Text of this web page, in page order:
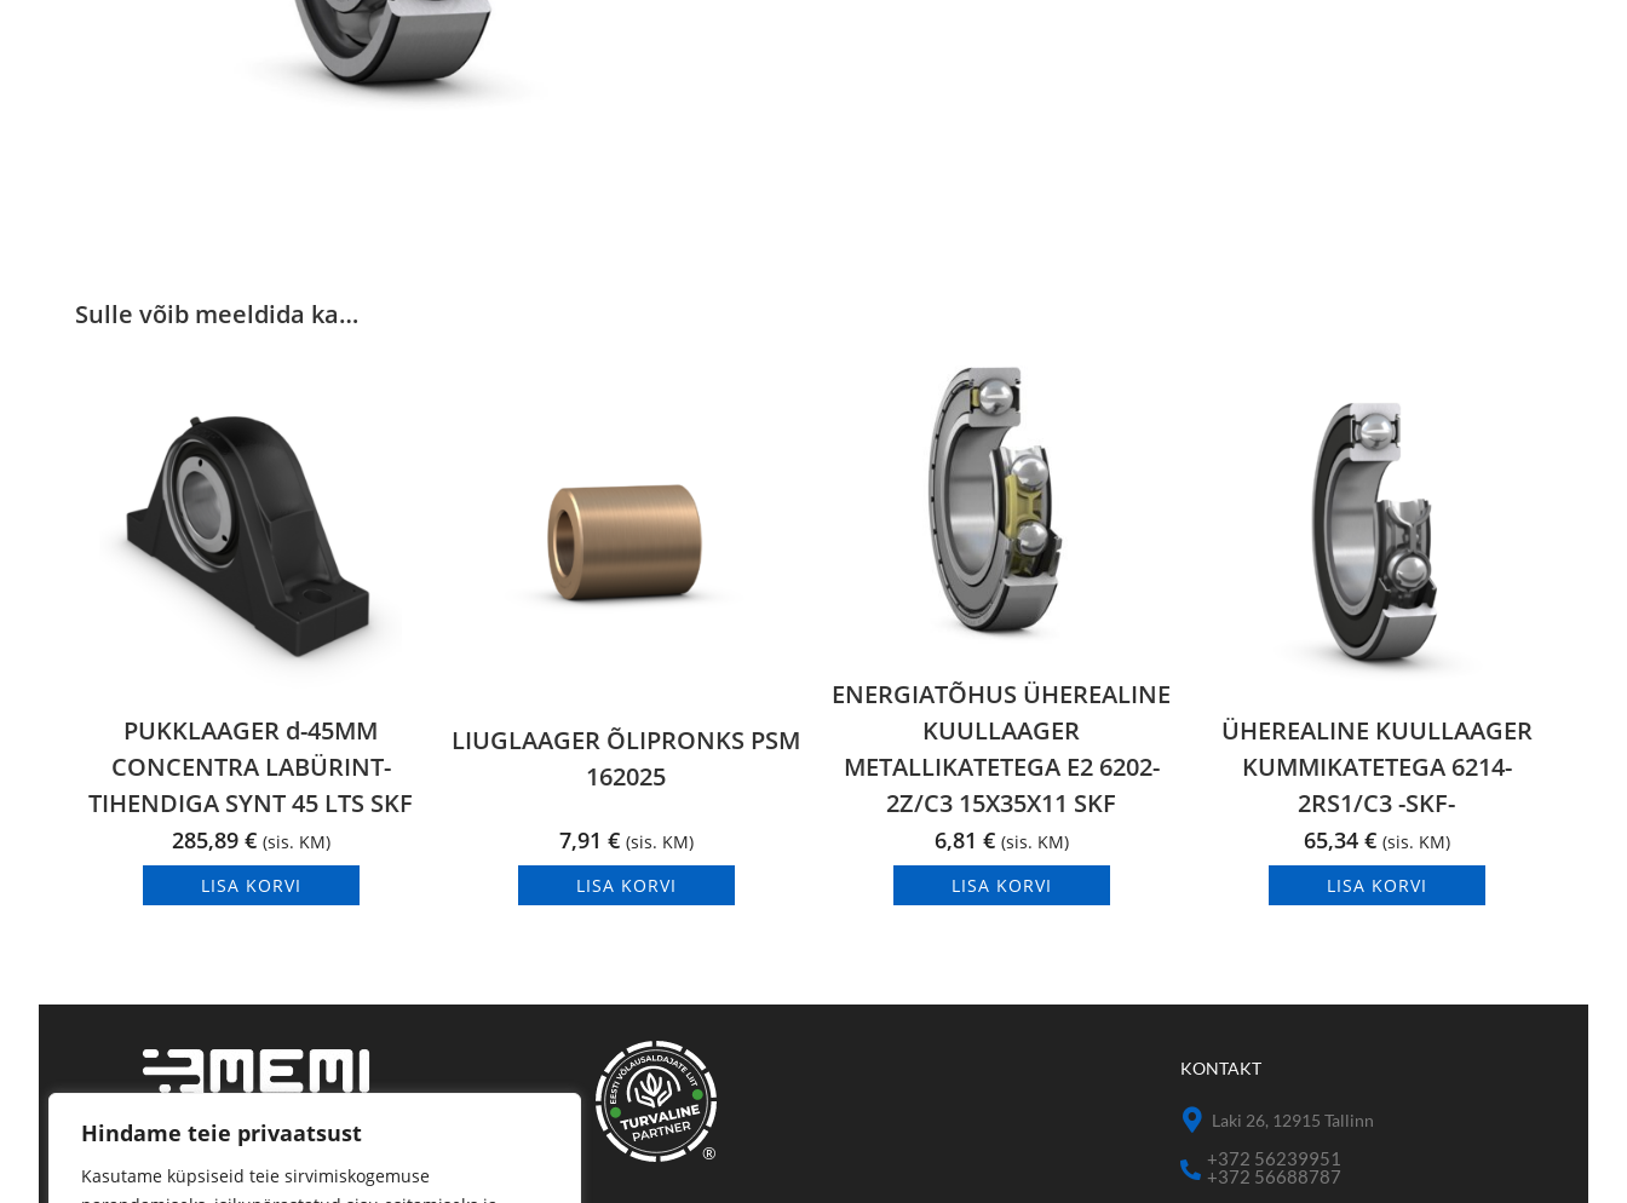
Hindame teie privaatsust
Kasutame küpsiseid teie sirvimiskogemuse
Sulle võib meeldida ka…
PUKKLAAGER d-45MM
CONCENTRA LABÜRINT-
TIHENDIGA SYNT 45 LTS SKF
285,89 € (sis. KM)
LISA KORVI
LIUGLAAGER ÕLIPRONKS PSM
162025
7,91 € (sis. KM)
LISA KORVI
ENERGIATÕHUS ÜHEREALINE
KUULLAAGER
METALLIKATETEGA E2 6202-
2Z/C3 15X35X11 SKF
6,81 € (sis. KM)
LISA KORVI
ÜHEREALINE KUULLAAGER
KUMMIKATETEGA 6214-
2RS1/C3 -SKF-
65,34 € (sis. KM)
LISA KORVI
Kindel tarne, kõrge kvaliteet.
®
KONTAKT
Laki 26, 12915 Tallinn
+372 56239951
+372 56688787